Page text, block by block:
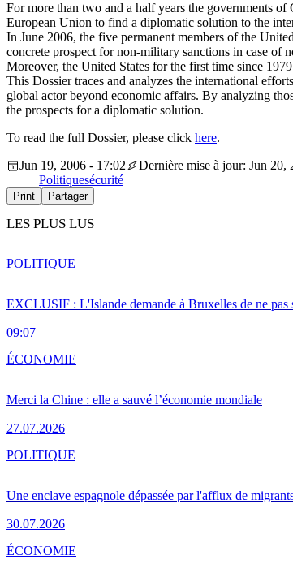
For more than two and a half years the governments
European Union to find a diplomatic solution to the
In June 2006, the five permanent members of the
concrete prospect for non-military sanctions in case of
Moreover, the United States for the first time since
This Dossier traces and analyzes the international
global actor beyond economic affairs. By analyzing
the prospects for a diplomatic solution.
To read the full Dossier, please click here.
Jun 19, 2006 - 17:02
Dernière mise à jour: Jun 20,
Politiquesécurité
Print Partager
LES PLUS LUS
EXCLUSIF : L'Islande demande à Bruxelles de ne pas
09:07
POLITIQUE
Merci la Chine : elle a sauvé l’économie mondiale
27.07.2026
ÉCONOMIE
Une enclave espagnole dépassée par l'afflux de
30.07.2026
POLITIQUE
ÉCONOMIE